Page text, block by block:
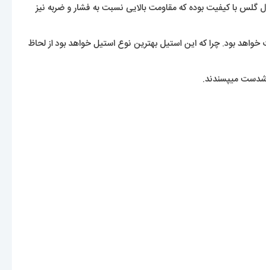
با کیفیت بوده که مقاومت بالایی نسبت به فشار و ضربه نیز
بود. چرا که این استیل بهترین نوع استیل خواهد بود از لحاظ
میپسندند.